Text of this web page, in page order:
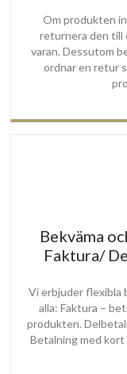
Tack vare den
hålla ren.
Glaset på undersidan
värsta matstänket
Kallrasskydd 150 /
Manual
2 års GARANTI
Om produkten
returnera den till
varan. Dessutom
ordnar en retur
Bekväma
Faktura/
Vi erbjuder flexibla
alla: Faktura –
produkten.
Betalning med